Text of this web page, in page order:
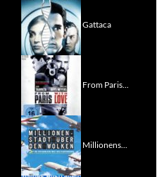
Gattaca
From Paris...
Millionens...